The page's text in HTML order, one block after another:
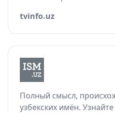
tvinfo.uz
Полный смысл,
узбекских имён.